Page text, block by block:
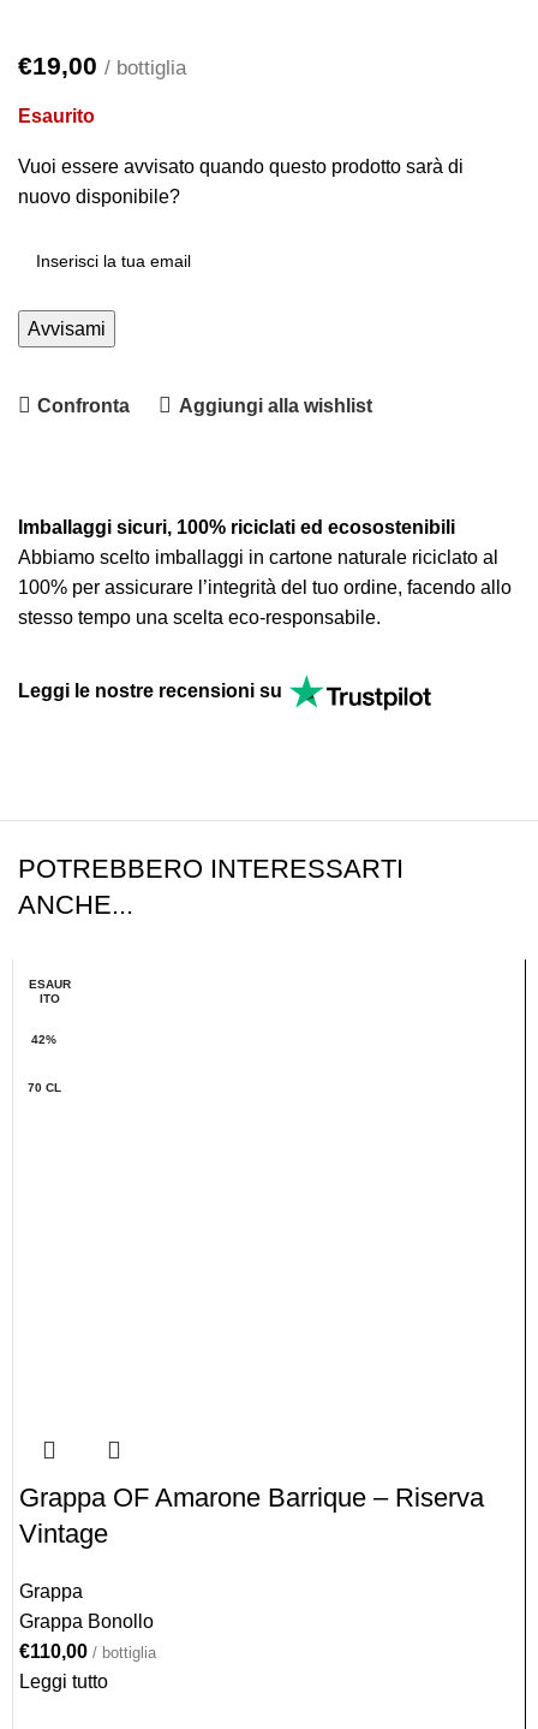
€19,00 / bottiglia
Esaurito
Vuoi essere avvisato quando questo prodotto sarà di
nuovo disponibile?
Avvisami
Confronta Aggiungi alla wishlist
Imballaggi sicuri, 100% riciclati ed ecosostenibili
Abbiamo scelto imballaggi in cartone naturale riciclato al
100% per assicurare l’integrità del tuo ordine, facendo allo
stesso tempo una scelta eco-responsabile.
Leggi le nostre recensioni su
POTREBBERO INTERESSARTI
ANCHE...
ESAUR
ITO
42%
70 CL
Grappa OF Amarone Barrique – Riserva
Vintage
Grappa
Grappa Bonollo
€110,00 / bottiglia
Leggi tutto